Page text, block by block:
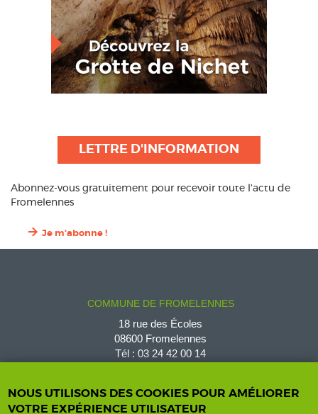
LETTRE D'INFORMATION
Abonnez-vous gratuitement pour recevoir toute l’actu de
Fromelennes
Je m'abonne !
COMMUNE DE FROMELENNES
18 rue des Écoles
08600 Fromelennes
Tél : 03 24 42 00 14
NOUS UTILISONS DES COOKIES POUR AMÉLIORER
VOTRE EXPÉRIENCE UTILISATEUR